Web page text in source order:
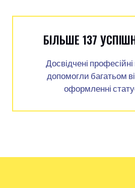
БІЛЬШЕ 137
Досвідчені
допомогли багатьом
оформленні